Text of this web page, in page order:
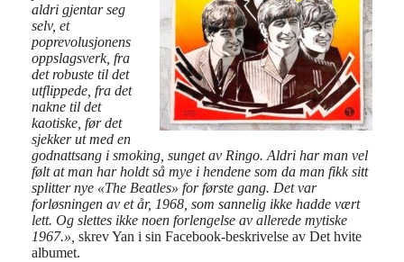
aldri gjentar seg
selv, et
poprevolusjonens
oppslagsverk, fra
det robuste til det
utflippede, fra det
nakne til det
kaotiske, før det
sjekker ut med en
godnattsang i smoking, sunget av Ringo. Aldri har man vel
følt at man har holdt så mye i hendene som da man fikk sitt
splitter nye «The Beatles» for første gang. Det var
forløsningen av et år, 1968, som sannelig ikke hadde vært
lett. Og slettes ikke noen forlengelse av allerede mytiske
1967.», skrev Yan i sin Facebook-beskrivelse av Det hvite
albumet.